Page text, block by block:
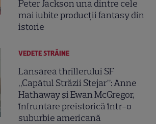
Peter Jackson una dintre cele
mai iubite producții fantasy din
istorie
VEDETE STRĂINE
Lansarea thrillerului SF
„Capătul Străzii Stejar”: Anne
Hathaway și Ewan McGregor,
înfruntare preistorică într-o
suburbie americană